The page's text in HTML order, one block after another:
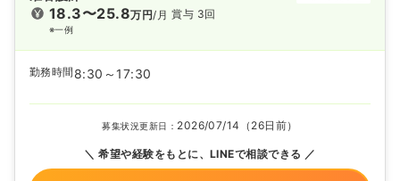
18.3〜25.8万円/月
※一例
賞与 3回
勤務時間 8:30～17:30
募集状況更新日： 2026/07/14（26日前）
希望や経験をもとに、LINEで相談できる